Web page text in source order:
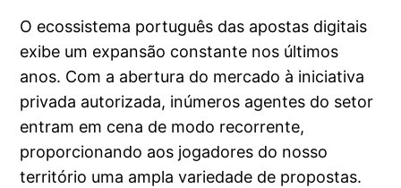
O ecossistema português das apostas digitais
exibe um expansão constante nos últimos
anos. Com a abertura do mercado à iniciativa
privada autorizada, inúmeros agentes do setor
entram em cena de modo recorrente,
proporcionando aos jogadores do nosso
território uma ampla variedade de propostas.